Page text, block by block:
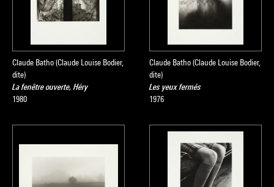
Claude Batho (Claude Louise Bodier,
dite)
La fenêtre ouverte, Héry
1980
Claude Batho (Claude Louise Bodier,
dite)
Les yeux fermés
1976